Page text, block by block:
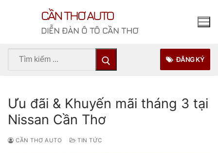
CẦN THƠ AUTO
DIỄN ĐÀN Ô TÔ CẦN THƠ
Tìm
ĐĂNG KÝ
Ưu đãi & Khuyến mãi tháng 3 tại
Nissan Cần Thơ
CẦN THƠ AUTO TIN TỨC